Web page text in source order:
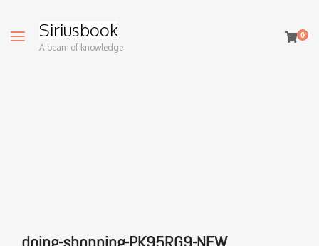
Siriusbook
A beam of knowledge
0